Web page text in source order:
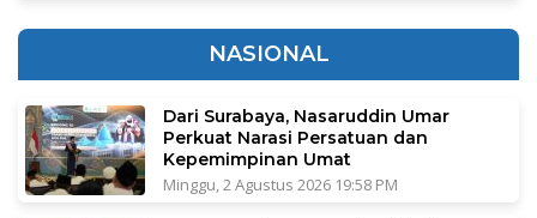
NASIONAL
Dari Surabaya, Nasaruddin Umar
Perkuat Narasi Persatuan dan
Kepemimpinan Umat
Minggu, 2 Agustus 2026 19:58 PM